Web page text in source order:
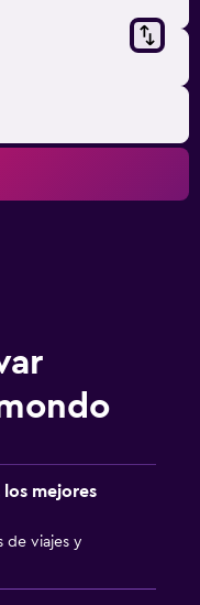
los mejores
de viajes y